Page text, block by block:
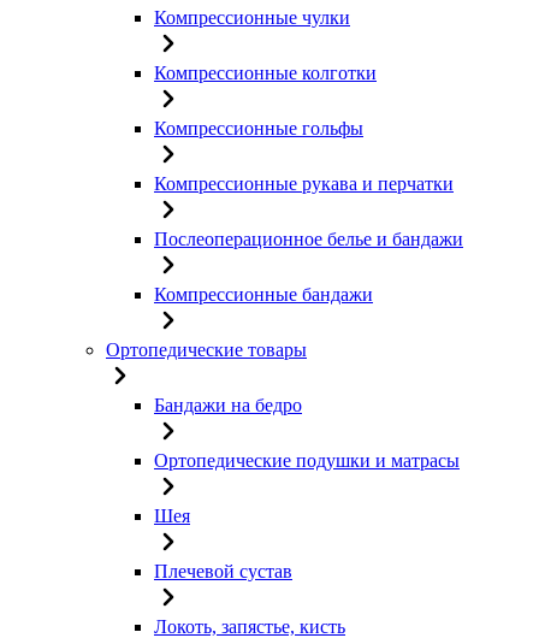
Компрессионные чулки
Компрессионные колготки
Компрессионные гольфы
Компрессионные рукава и перчатки
Послеоперационное белье и бандажи
Компрессионные бандажи
Ортопедические товары
Бандажи на бедро
Ортопедические подушки и матрасы
Шея
Плечевой сустав
Локоть, запястье, кисть